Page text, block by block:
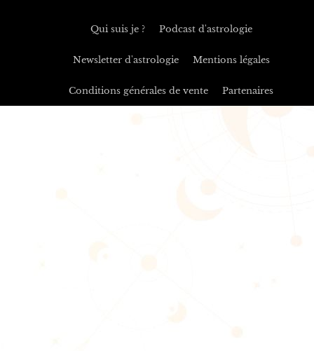
Qui suis je ? Podcast d'astrologie
Newsletter d'astrologie Mentions légales
Conditions générales de vente Partenaires